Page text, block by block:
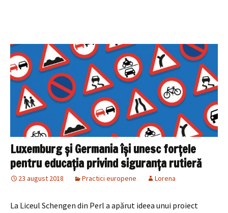
Luxemburg și Germania își unesc forțele
pentru educația privind siguranța rutieră
23 august 2018 Practici europene Lorena
La Liceul Schengen din Perl a apărut ideea unui proiect